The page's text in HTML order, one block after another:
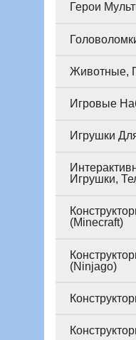
Герои
Животные,
Игровые
Игрушки
Игрушки,
(Minecraft)
(Ninjago)